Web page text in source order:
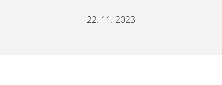
22. 11. 2023